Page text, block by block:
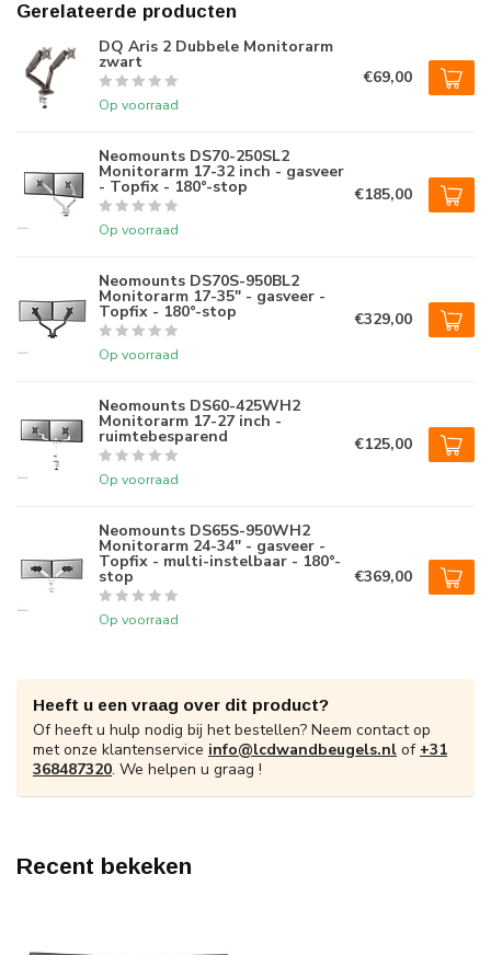
Gerelateerde producten
DQ Aris 2 Dubbele Monitorarm
zwart
Op voorraad
€69,00
Neomounts DS70-250SL2
Monitorarm 17-32 inch - gasveer
- Topfix - 180°-stop
Op voorraad
€185,00
Neomounts DS70S-950BL2
Monitorarm 17-35" - gasveer -
Topfix - 180°-stop
Op voorraad
€329,00
Neomounts DS60-425WH2
Monitorarm 17-27 inch -
ruimtebesparend
Op voorraad
€125,00
Neomounts DS65S-950WH2
Monitorarm 24-34" - gasveer -
Topfix - multi-instelbaar - 180°-
stop
Op voorraad
€369,00
Heeft u een vraag over dit product?
Of heeft u hulp nodig bij het bestellen? Neem contact op
met onze klantenservice info@lcdwandbeugels.nl of +31
368487320. We helpen u graag !
Recent bekeken